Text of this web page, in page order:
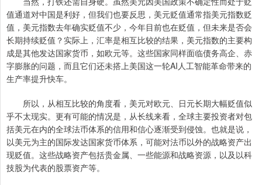
值通道对中国是利好，但我们也要反思，美元贬值通常指美元指数贬
值，美元指数去年确实贬值不少，今年目前也在贬值，但未来是否会
长期持续贬值？实际上，汇率是相互比较的结果，美元指数的主要构
成是其他发达国家货币，如欧元等。这些国家同样面临债务高企、赤
字膨胀的问题，而且它们还未搭上美国这一轮AI人工智能革命带来的
生产率提升快车。
所以，从相互比较的角度看，美元对欧元、日元长期大幅贬值似
乎不太现实。更有可能的情况是，从长线来看，全球主要投资者对包
括美元在内的全球法币体系的信用和信心逐渐受到侵蚀。也就是说，
以美元为主的国际发达国家货币体系，可能对法币以外的战略资产出
现贬值。这些战略资产包括贵金属、一些能源和战略资源，以及以科
技股为代表的股票资产等。